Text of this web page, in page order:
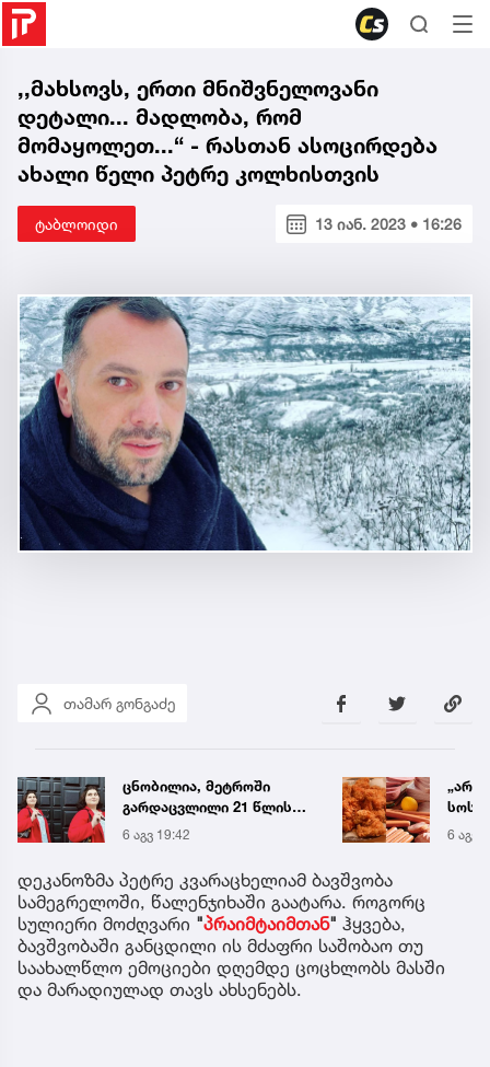
,,მახსოვს, ერთი მნიშვნელოვანი
დეტალი... მადლობა, რომ
მომაყოლეთ...“ - რასთან ასოცირდება
ახალი წელი პეტრე კოლხისთვის
ტაბლოიდი 13 იან. 2023 • 16:26
თამარ გონგაძე
„არის თითქმის ყველა
სოსისის, ძეხვის, ქათმის
„ნაგეთსებსა“ და
ნახევარფაბრიკატებში“ -
სურსათის უვნებლობის
სპეციალისტის მიმართვა
6 აგვ 15:07 6 აგვ
დეკანოზმა პეტრე კვარაცხელიამ ბავშვობა
სამეგრელოში, წალენჯიხაში გაატარა. როგორც
სულიერი მოძღვარი "პრაიმტაიმთან" ჰყვება,
ბავშვობაში განცდილი ის მძაფრი საშობაო თუ
საახალწლო ემოციები დღემდე ცოცხლობს მასში
და მარადიულად თავს ახსენებს.